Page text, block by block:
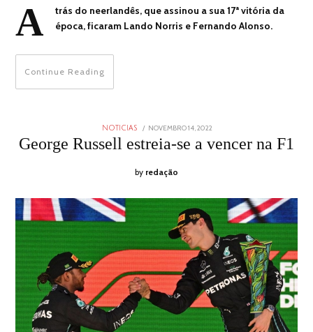
A
trás do neerlandês, que assinou a sua 17ª vitória da
época, ficaram Lando Norris e Fernando Alonso.
Continue Reading
NOTICIAS
POSTED
NOVEMBRO 14, 2022
2022
George Russell estreia-se a vencer na F1
by redação